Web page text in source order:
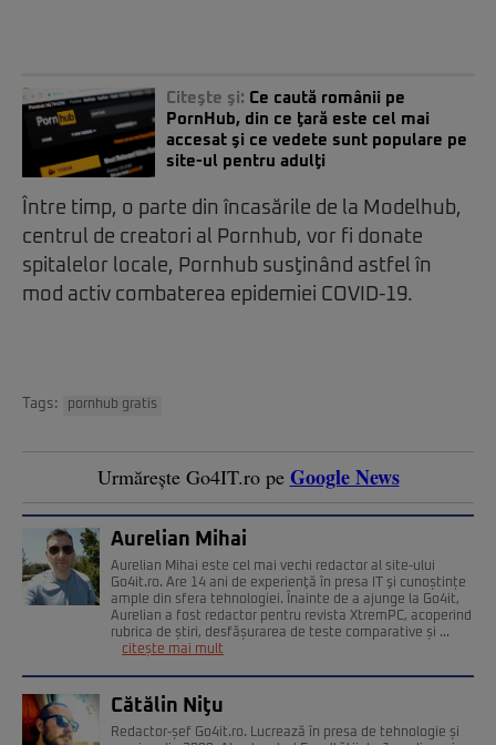
Citeşte şi: Ce caută românii pe
PornHub, din ce ţară este cel mai
accesat şi ce vedete sunt populare pe
site-ul pentru adulţi
Între timp, o parte din încasările de la Modelhub,
centrul de creatori al Pornhub, vor fi donate
spitalelor locale, Pornhub susţinând astfel în
mod activ combaterea epidemiei COVID-19.
Tags: pornhub gratis
Urmărește Go4IT.ro pe Google News
Aurelian Mihai
Aurelian Mihai este cel mai vechi redactor al site-ului
Go4it.ro. Are 14 ani de experienţă în presa IT şi cunoștințe
ample din sfera tehnologiei. Înainte de a ajunge la Go4it,
Aurelian a fost redactor pentru revista XtremPC, acoperind
rubrica de știri, desfășurarea de teste comparative și ...
citește mai mult
Cătălin Niţu
Redactor-șef Go4it.ro. Lucrează în presa de tehnologie și